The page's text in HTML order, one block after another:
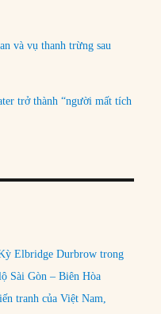
và vụ thanh trừng sau
trở thành “người mất tích
Elbridge Durbrow trong
Sài Gòn – Biên Hòa
tranh của Việt Nam,